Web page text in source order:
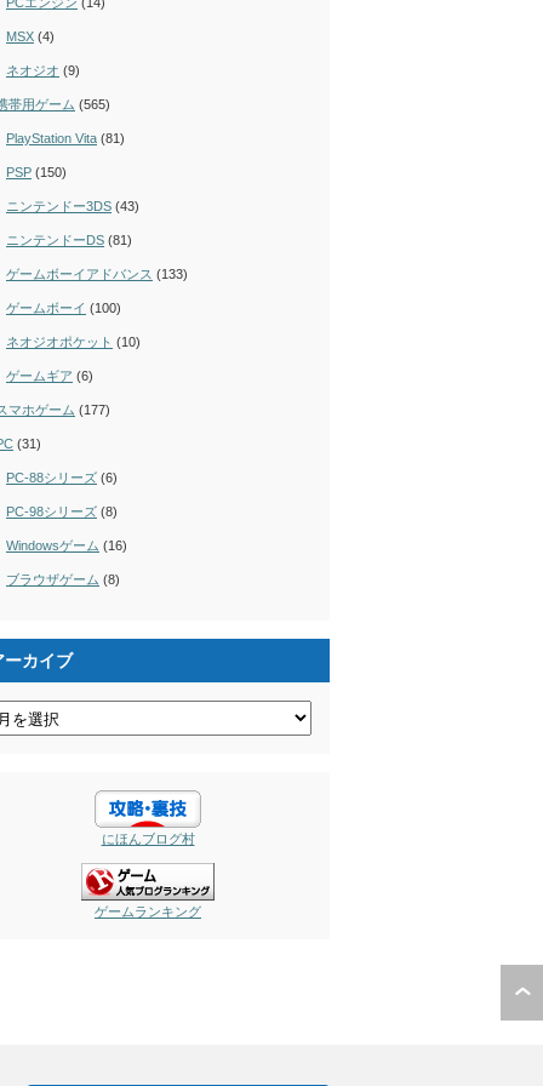
MSX (4)
ネオジオ (9)
帯用ゲーム (565)
PlayStation Vita (81)
PSP (150)
ニンテンドー3DS (43)
ニンテンドーDS (81)
ゲームボーイアドバンス (133)
ゲームボーイ (100)
ネオジオポケット (10)
ゲームギア (6)
マホゲーム (177)
(31)
PC-88シリーズ (6)
PC-98シリーズ (8)
Windowsゲーム (16)
ブラウザゲーム (8)
ーカイブ
にほんブログ村
ゲームランキング